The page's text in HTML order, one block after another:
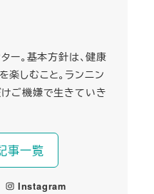
ー。基本方針は、健康
しむこと。ランニン
けご機嫌で生きていき
事一覧
Instagram